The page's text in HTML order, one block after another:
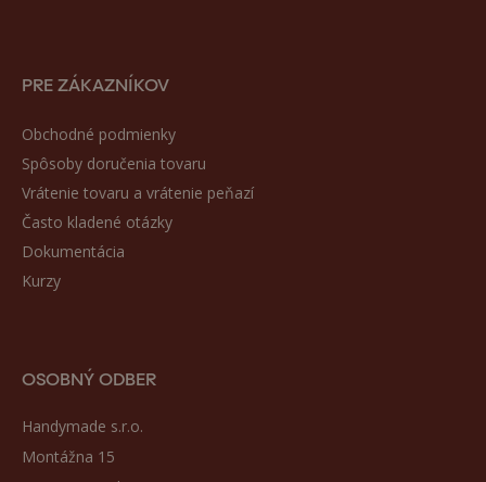
PRE ZÁKAZNÍKOV
Obchodné podmienky
Spôsoby doručenia tovaru
Vrátenie tovaru a vrátenie peňazí
Často kladené otázky
Dokumentácia
Kurzy
OSOBNÝ ODBER
Handymade s.r.o.
Montážna 15